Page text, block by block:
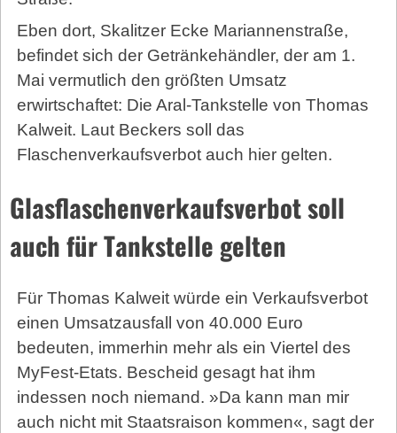
Eben dort, Skalitzer Ecke Mariannenstraße,
befindet sich der Getränkehändler, der am 1.
Mai vermutlich den größten Umsatz
erwirtschaftet: Die Aral-Tankstelle von Thomas
Kalweit. Laut Beckers soll das
Flaschenverkaufsverbot auch hier gelten.
Glasflaschenverkaufsverbot soll
auch für Tankstelle gelten
Für Thomas Kalweit würde ein Verkaufsverbot
einen Umsatzausfall von 40.000 Euro
bedeuten, immerhin mehr als ein Viertel des
MyFest-Etats. Bescheid gesagt hat ihm
indessen noch niemand. »Da kann man mir
auch nicht mit Staatsraison kommen«, sagt der